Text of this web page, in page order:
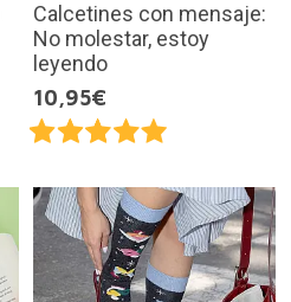
Calcetines con mensaje:
No molestar, estoy
leyendo
10,95€